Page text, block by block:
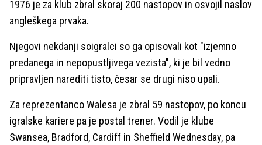
1976 je za klub zbral skoraj 200 nastopov in osvojil naslov
angleškega prvaka.
Njegovi nekdanji soigralci so ga opisovali kot "izjemno
predanega in nepopustljivega vezista", ki je bil vedno
pripravljen narediti tisto, česar se drugi niso upali.
Za reprezentanco Walesa je zbral 59 nastopov, po koncu
igralske kariere pa je postal trener. Vodil je klube
Swansea, Bradford, Cardiff in Sheffield Wednesday, pa